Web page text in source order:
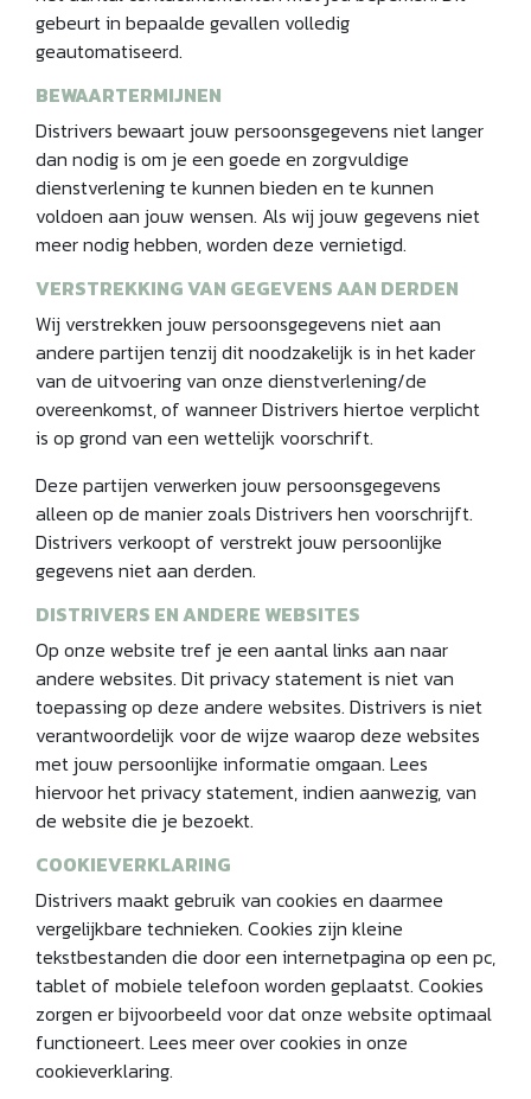
gebeurt in bepaalde gevallen volledig
geautomatiseerd.
BEWAARTERMIJNEN
Distrivers bewaart jouw persoonsgegevens niet langer
dan nodig is om je een goede en zorgvuldige
dienstverlening te kunnen bieden en te kunnen
voldoen aan jouw wensen. Als wij jouw gegevens niet
meer nodig hebben, worden deze vernietigd.
VERSTREKKING VAN GEGEVENS AAN DERDEN
Wij verstrekken jouw persoonsgegevens niet aan
andere partijen tenzij dit noodzakelijk is in het kader
van de uitvoering van onze dienstverlening/de
overeenkomst, of wanneer Distrivers hiertoe verplicht
is op grond van een wettelijk voorschrift.
Deze partijen verwerken jouw persoonsgegevens
alleen op de manier zoals Distrivers hen voorschrijft.
Distrivers verkoopt of verstrekt jouw persoonlijke
gegevens niet aan derden.
DISTRIVERS EN ANDERE WEBSITES
Op onze website tref je een aantal links aan naar
andere websites. Dit privacy statement is niet van
toepassing op deze andere websites. Distrivers is niet
verantwoordelijk voor de wijze waarop deze websites
met jouw persoonlijke informatie omgaan. Lees
hiervoor het privacy statement, indien aanwezig, van
de website die je bezoekt.
COOKIEVERKLARING
Distrivers maakt gebruik van cookies en daarmee
vergelijkbare technieken. Cookies zijn kleine
tekstbestanden die door een internetpagina op een pc,
tablet of mobiele telefoon worden geplaatst. Cookies
zorgen er bijvoorbeeld voor dat onze website optimaal
functioneert. Lees meer over cookies in onze
cookieverklaring.